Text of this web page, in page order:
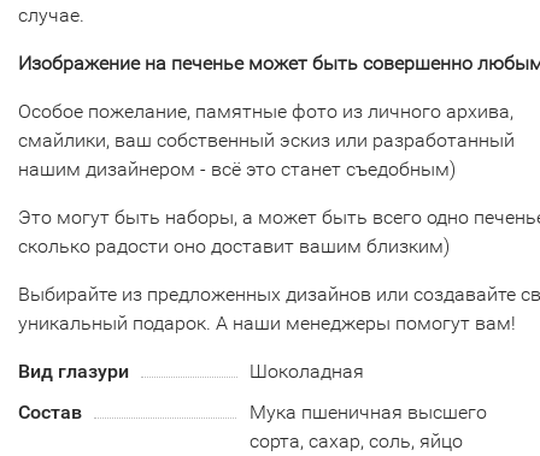
случае.
Изображение на печенье может быть совершенно
Особое пожелание, памятные фото из личного архива,
смайлики, ваш собственный эскиз или разработанный
нашим дизайнером - всё это станет съедобным)
Это могут быть наборы, а может быть всего одно
сколько радости оно доставит вашим близким)
Выбирайте из предложенных дизайнов или создавайте
уникальный подарок. А наши менеджеры помогут вам!
Вид глазури
Шоколадная
Состав
Мука пшеничная высшего
сорта, сахар, соль, яйцо